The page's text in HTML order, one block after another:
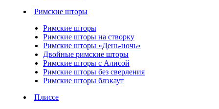
Римские шторы
Римские шторы
Римские шторы на створку
Римские шторы «День-ночь»
Двойные римские шторы
Римские шторы с Алисой
Римские шторы без сверления
Римские шторы блэкаут
Плиссе